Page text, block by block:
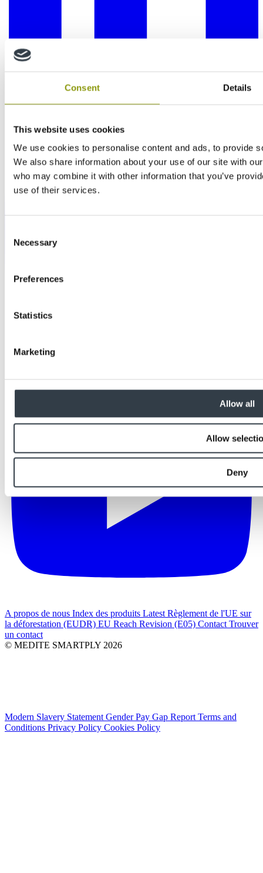
Consent Details
This website uses cookies
We use cookies to personalise content and ads, to provide
We also share information about your use of our site with
who may combine it with other information that you’ve
use of their services.
Selection
Necessary
Preferences
Statistics
Marketing
Allow all
Allow
Deny
A propos de nous Index des produits Latest Règlement de l'UE sur
la déforestation (EUDR) EU Reach Revision (E05) Contact Trouver
un contact
© MEDITE SMARTPLY 2026
Modern Slavery Statement Gender Pay Gap Report Terms and
Conditions Privacy Policy Cookies Policy